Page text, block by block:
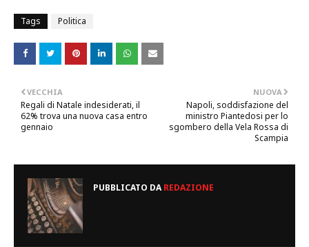
Tags Politica
NUOVA
Napoli, soddisfazione del
ministro Piantedosi per lo
sgombero della Vela Rossa di
Scampia
VECCHIA
Regali di Natale indesiderati, il
62% trova una nuova casa entro
gennaio
PUBBLICATO DAREDAZIONE